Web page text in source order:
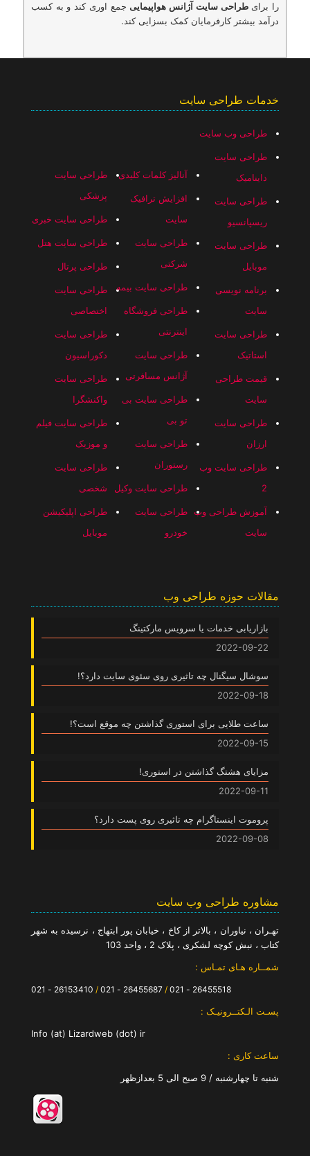
را برایطراحی سایت آژانس هواپیمایی جمع اوری کند و به کسب
درآمد بیشتر کارفرمایان کمک بسزایی کند.
خدمات طراحی سایت
طراحی وب سایت
طراحی سایت
داینامیک
طراحی سایت
ریسپانسیو
طراحی سایت
موبایل
برنامه نویسی
سایت
طراحی سایت
استاتیک
قیمت طراحی
سایت
طراحی سایت
ارزان
طراحی سایت وب
2
آموزش طراحی وب
سایت
آنالیز کلمات کلیدی
افزایش ترافیک
سایت
طراحی سایت
شرکتی
طراحی سایت بیمه
طراحی فروشگاه
اینترنتی
طراحی سایت
آژانس مسافرتی
طراحی سایت بی
تو بی
طراحی سایت
رستوران
طراحی سایت وکیل
طراحی سایت
خودرو
طراحی سایت
پزشکی
طراحی سایت خبری
طراحی سایت هتل
طراحی پرتال
طراحی سایت
اختصاصی
طراحی سایت
دکوراسیون
طراحی سایت
واکنشگرا
طراحی سایت فیلم
و موزیک
طراحی سایت
شخصی
طراحی اپلیکیشن
موبایل
مقالات حوزه طراحی وب
بازاریابی خدمات یا سرویس مارکتینگ
2022-09-22
سوشال سیگنال چه تاثیری روی سئوی سایت دارد؟!
2022-09-18
ساعت طلایی برای استوری گذاشتن چه موقع است؟!
2022-09-15
مزایای هشتگ گذاشتن در استوری!
2022-09-11
پروموت اینستاگرام چه تاثیری روی پست دارد؟
2022-09-08
مشاوره طراحی وب سایت
تهـران ، نیاوران ، بالاتر از کاخ ، خیابان پور ابتهاج ، نرسیده به شهر
کتاب ، نبش کوچه لشکری ، پلاک 2 ، واحد 103
شمــاره هـای تمـاس :
26455518 - 021
/
/
پسـت الـکتــرونیـک :
Info (at) Lizardweb (dot) ir
ساعت کاری :
شنبه تا چهارشنبه / 9 صبح الی 5 بعدازظهر